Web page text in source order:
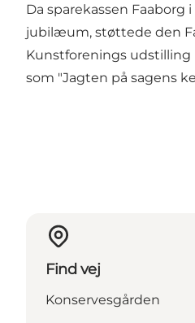
Da sparekassen Faaborg i
jubilæum, støttede den
Kunstforenings udstilling
som "Jagten på sagens
Find vej
Konservesgården